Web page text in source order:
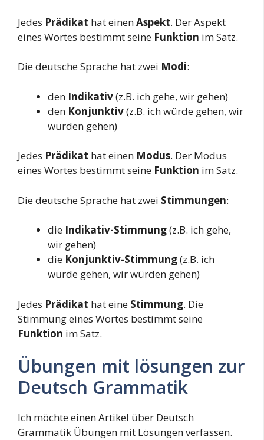
Jedes Prädikat hat einenAspekt. Der Aspekt
eines Wortes bestimmt seine Funktion im Satz.
Die deutsche Sprache hat zwei Modi:
den Indikativ(z.B. ich gehe, wir gehen)
den Konjunktiv(z.B. ich würde gehen, wir
würden gehen)
Jedes Prädikat hat einen Modus. Der Modus
eines Wortes bestimmt seine Funktion im Satz.
Die deutsche Sprache hat zwei Stimmungen:
die Indikativ-Stimmung(z.B. ich gehe,
wir gehen)
die Konjunktiv-Stimmung(z.B. ich
würde gehen, wir würden gehen)
Jedes Prädikat hat eine Stimmung. Die
Stimmung eines Wortes bestimmt seine
Funktion im Satz.
Übungen mit lösungen zur
Deutsch Grammatik
Ich möchte einen Artikel über Deutsch
Grammatik Übungen mit Lösungen verfassen.